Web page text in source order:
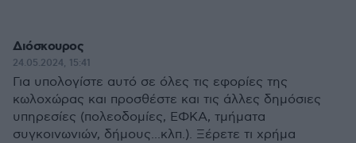
Διόσκουρος
24.05.2024, 15:41
Για υπολογίστε αυτό σε όλες τις εφορίες της
κωλοχώρας και προσθέστε και τις άλλες δημόσιες
υπηρεσίες (πολεοδομίες, ΕΦΚΑ, τμήματα
συγκοινωνιών, δήμους...κλπ.). Ξέρετε τι χρήμα